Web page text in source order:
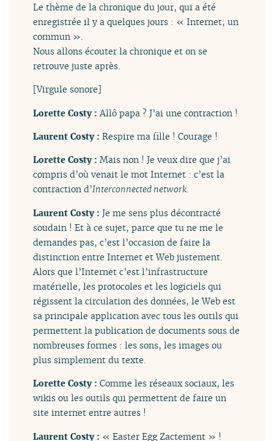
Le thème de la chronique du jour, qui a été
enregistrée il y a quelques jours : « Internet, un
commun ».
Nous allons écouter la chronique et on se
retrouve juste après.
[Virgule sonore]
Lorette Costy :Allô papa ? J’ai une contraction !
Laurent Costy :Respire ma fille ! Courage !
Lorette Costy :Mais non ! Je veux dire que j’ai
compris d’où venait le mot Internet : c’est la
contraction d’Interconnected network.
Laurent Costy :Je me sens plus décontracté
soudain ! Et à ce sujet, parce que tu ne me le
demandes pas, c’est l’occasion de faire la
distinction entre Internet et Web justement.
Alors que l’Internet c’est l’infrastructure
matérielle, les protocoles et les logiciels qui
régissent la circulation des données, le Web est
sa principale application avec tous les outils qui
permettent la publication de documents sous de
nombreuses formes : les sons, les images ou
plus simplement du texte.
Lorette Costy :Comme les réseaux sociaux, les
wikis ou les outils qui permettent de faire un
site internet entre autres !
Laurent Costy : « Easter Egg Zactement » !